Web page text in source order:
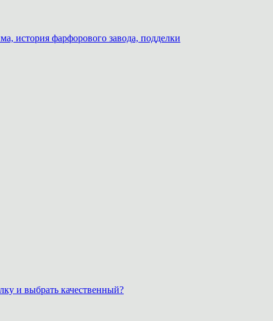
история фарфорового завода, подделки
и выбрать качественный?